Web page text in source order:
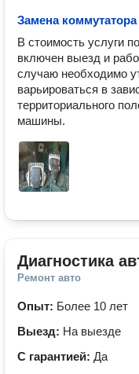
Замена
В стоимость услуги
включен выезд и
случаю необходимо
варьироваться в
территориального
Диагностика
Ремонт авто
Опыт: Более 10 лет
Выезд: На выезде
С гарантией: Да